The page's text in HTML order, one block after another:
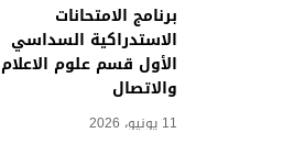
برنامج الامتحانات
الاستدراكية السداسي
الأول قسم علوم الاعلام
والاتصال
11 يونيو، 2026